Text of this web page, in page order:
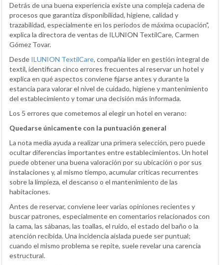
Detrás de una buena experiencia existe una compleja cadena de
procesos que garantiza disponibilidad, higiene, calidad y
trazabilidad, especialmente en los periodos de máxima ocupación",
explica la directora de ventas de ILUNION TextilCare, Carmen
Gómez Tovar.
Desde ILUNION TextilCare, compañía líder en gestión integral de
textil, identifican cinco errores frecuentes al reservar un hotel y
explica en qué aspectos conviene fijarse antes y durante la
estancia para valorar el nivel de cuidado, higiene y mantenimiento
del establecimiento y tomar una decisión más informada.
Los 5 errores que cometemos al elegir un hotel en verano:
Quedarse únicamente con la puntuación general
La nota media ayuda a realizar una primera selección, pero puede
ocultar diferencias importantes entre establecimientos. Un hotel
puede obtener una buena valoración por su ubicación o por sus
instalaciones y, al mismo tiempo, acumular críticas recurrentes
sobre la limpieza, el descanso o el mantenimiento de las
habitaciones.
Antes de reservar, conviene leer varias opiniones recientes y
buscar patrones, especialmente en comentarios relacionados con
la cama, las sábanas, las toallas, el ruido, el estado del baño o la
atención recibida. Una incidencia aislada puede ser puntual;
cuando el mismo problema se repite, suele revelar una carencia
estructural.